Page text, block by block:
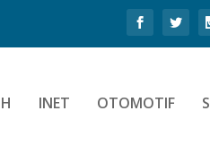
INET OTOMOTIF